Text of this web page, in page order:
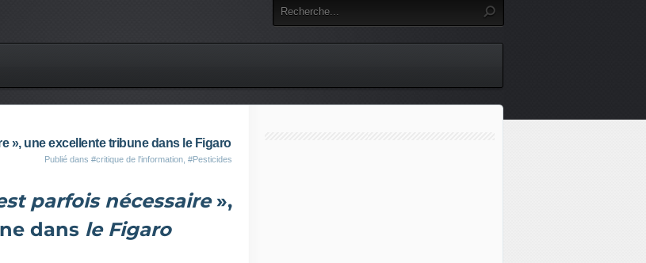
», une excellente tribune dans le Figaro
Publié dans #critique de l'information #Pesticides
parfois nécessaire »,
dans le Figaro